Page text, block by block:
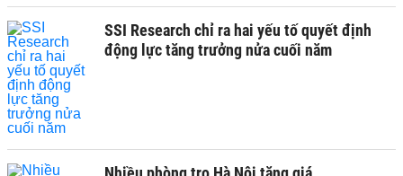
SSI Research chỉ ra hai yếu tố quyết định
động lực tăng trưởng nửa cuối năm